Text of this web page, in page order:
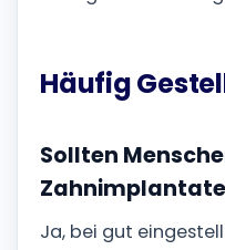
Häufig
Sollten
Ja, bei gut